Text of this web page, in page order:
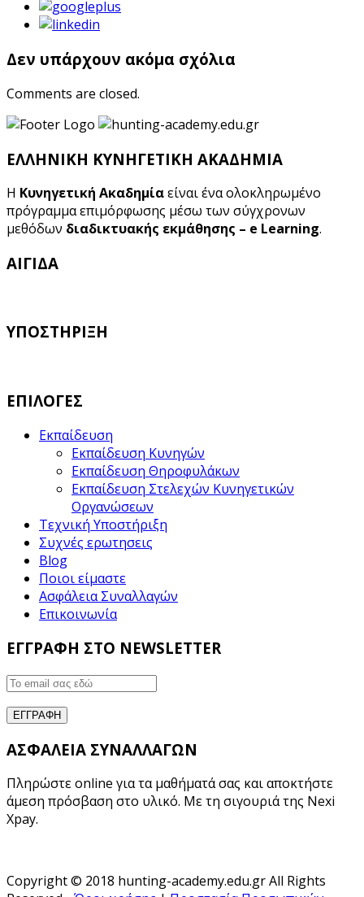
Δεν υπάρχουν ακόμα σχόλια
Comments are closed.
ΕΛΛΗΝΙΚΗ ΚΥΝΗΓΕΤΙΚΗ ΑΚΑΔΗΜΙΑ
Η Κυνηγετική Ακαδημίαείναι ένα ολοκληρωμένο
πρόγραμμα επιμόρφωσης μέσω των σύγχρονων
μεθόδων διαδικτυακής εκμάθησης – e Learning.
ΑΙΓΙΔΑ
ΥΠΟΣΤΗΡΙΞΗ
ΕΠΙΛΟΓΕΣ
Εκπαίδευση
Εκπαίδευση Κυνηγών
Εκπαίδευση Θηροφυλάκων
Εκπαίδευση Στελεχών Κυνηγετικών
Οργανώσεων
Τεχνική Υποστήριξη
Συχνές ερωτησεις
Blog
Ποιοι είμαστε
Ασφάλεια Συναλλαγών
Επικοινωνία
ΕΓΓΡΑΦΗ ΣΤΟ NEWSLETTER
ΑΣΦΑΛΕΙΑ ΣΥΝΑΛΛΑΓΩΝ
Πληρώστε online για τα μαθήματά σας και αποκτήστε
άμεση πρόσβαση στο υλικό. Με τη σιγουριά της Nexi
Xpay.
Copyright © 2018 hunting-academy.edu.gr All Rights